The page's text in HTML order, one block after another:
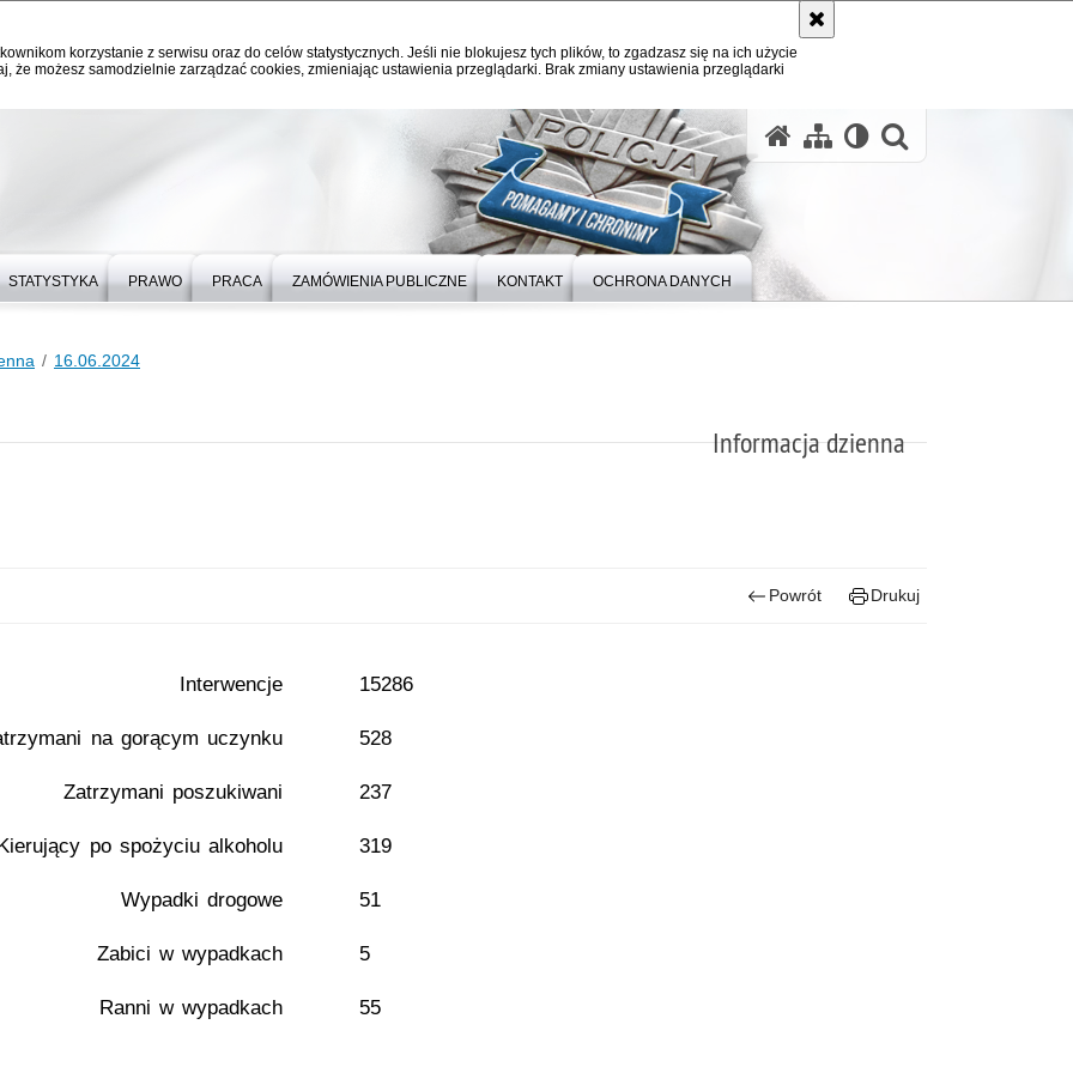
korzystanie z serwisu oraz do celów statystycznych. Jeśli nie blokujesz tych plików, to zgadzasz się na ich użycie
że możesz samodzielnie zarządzać cookies, zmieniając ustawienia przeglądarki. Brak zmiany ustawienia przeglądarki
STATYSTYKA PRAWO PRACA ZAMÓWIENIA PUBLICZNE KONTAKT OCHRONA DANYCH
16.06.2024
Informacja dzienna
Powrót Drukuj
Interwencje 15286
na gorącym uczynku 528
Zatrzymani poszukiwani 237
po spożyciu alkoholu 319
Wypadki drogowe 51
Zabici w wypadkach 5
Ranni w wypadkach 55